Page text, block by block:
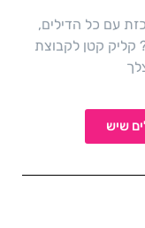
עם כל הדילים,
קליק קטן לקבוצת
שיש